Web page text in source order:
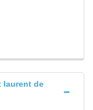
laurent de